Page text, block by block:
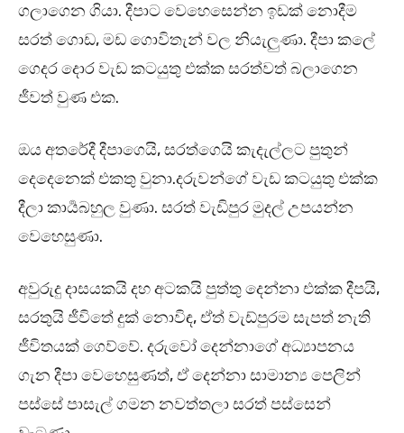
ගලාගෙන ගියා. දීපාට වෙහෙසෙන්න ඉඩක් නොදීම
සරත් ගොඩ, මඩ ගොවිතැන් වල නියැලුණා. දීපා කලේ
ගෙදර දොර වැඩ කටයුතු එක්ක සරත්වත් බලාගෙන
ජීවත් වුණ එක.
ඔය අතරේදී දීපාගෙයි, සරත්ගෙයි කැදැල්ලට පුතුන්
දෙදෙනෙක් එකතු වුනා.දරුවන්ගේ වැඩ කටයුතු එක්ක
දීලා කාර්‍යබහුල වුණා. සරත් වැඩිපුර මුදල් උපයන්න
වෙහෙසුණා.
අවුරුදු දාසයකයි දහ අටකයි පුත්තු දෙන්නා එක්ක දීපයි,
සරතුයි ජීවිතේ දුක් නොවිඳ, ඒත් වැඩ්පුරම සැපත් නැති
ජීවිතයක් ගෙව්වේ. දරුවෝ දෙන්නාගේ අධ්‍යාපනය
ගැන දීපා වෙහෙසුණත්, ඒ දෙන්නා සාමාන්‍ය පෙලින්
පස්සේ පාසැල් ගමන නවත්තලා සරත් පස්සෙන්